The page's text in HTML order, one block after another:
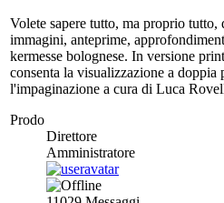
Volete sapere tutto, ma proprio
immagini, anteprime,
kermesse bolognese. In versione
consenta la visualizzazione a
l'impaginazione a cura di Luca
Prodo
Direttore
Amministratore